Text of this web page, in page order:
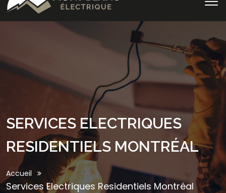
SERVICES ELECTRIQUES
RESIDENTIELS MONTRÉAL
Accueil
Services Electriques Residentiels Montréal